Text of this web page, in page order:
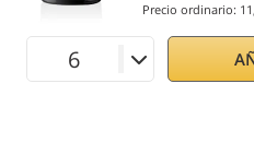
Precio ordinario: